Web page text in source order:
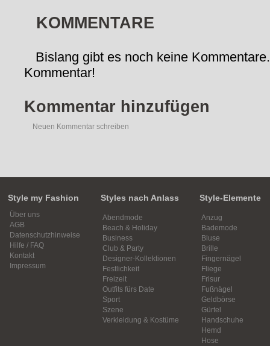
KOMMENTARE
Bislang gibt es noch keine
Kommentar!
Kommentar hinzufügen
Neuen Kommentar schreiben
Style my Fashion
Über uns
AGB
Datenschutzhinweise
Hilfe / FAQ
Kontakt
Impressum
Styles nach Anlass
Abendmode
Beach & Holiday
Business
Club & Party
Designer-Kollektionen
Festlichkeit
Freizeit
Outfits fürs Date
Sport
Szene
Verkleidung & Kostüme
Style-Elemente
Anzug
Bademode
Bluse
Brille
Fingernägel
Fliege
Frisur
Fußnägel
Geldbörse
Gürtel
Handschuhe
Hemd
Hose